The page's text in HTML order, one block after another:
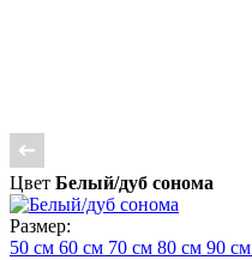
Цвет Белый/дуб сонома
Размер:
50 см 60 см 70 см 80 см 90 см